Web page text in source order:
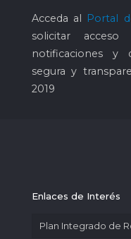
Acceda al Portal
solicitar
notificaciones y
segura y
2019
Enlaces de Interés
Plan Integrado de